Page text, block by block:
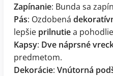
Zapínanie: Bunda sa
Pás: Ozdobená
lepšie prilnutiea
Kapsy: Dve náprsné
predmetom.
Dekorácie: Vnútorná